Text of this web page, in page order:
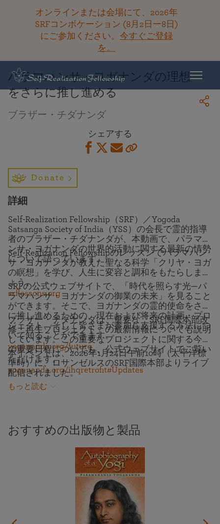
オンラインまたは会場にて、2026年
SRFコンボケーション (8月2日ー8日)
にご参加ください。 今すぐご登録
を。
ライブラリーに戻る
パラマハンサ・ヨガナンダの理想
をさらに推し進める
ブラザー・チダナンダ
シェアする
Donate
詳細
Self-Realization Fellowship（SRF）／Yogoda
Satsanga Society of India（YSS）の会長で霊的指導
者のブラザー・チダナンダが、本動画で、パラマハ
ンサ・ヨガナンダの世界的活動に関する最新の情勢
について語っています。
Self-Realization Fellowshipのレッスンでパラマハン
サ・ヨガナンダが教えた聖なる科学「クリヤ・ヨガ
の瞑想」を学び、人生に変容と調和をもたらしまし
ょう。
srflessons.org
SRFの公式ウェブサイトで、「時代を照らす光—パ
ラマハンサ・ヨガナンダの御業の未来」を見ること
ができます。そこで、ヨガナンダの霊的使命をさら
に推し進めるための、現在および将来の計画・プロ
ジェクト、そして皆さまが参加し支援する方法につ
いて知ることができます。
yogananda.org/future
ブラザー・チダナンダは、重要な「SRF国際本部改
修・再生プロジェクト」の最新情報についても説明
しています。この重要なプロジェクトに関する今後
の重要日程についても、公式ウェブサイトでご覧い
ただけます。
yogananda.org/ihqretrofit#Updates
本イベントは、2026年1月24日午前10時（太平洋標
準時）に、ロサンゼルスのSRF国際本部よりライブ
配信されました。
もっと読む
おすすめの出版物と製品